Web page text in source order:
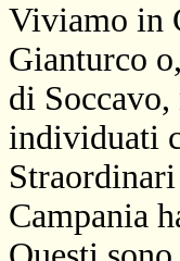
Viviamo in
Gianturco
di
individuati
Campania